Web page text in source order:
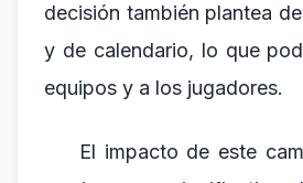
decisión también plantea
y de calendario, lo que
equipos y a los jugadores.
El impacto de este